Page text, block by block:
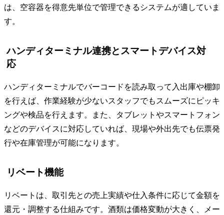
は、空容器を得意先単位で管理できるシステムが適していま
す。
ハンディターミナル連携とスマートデバイス対
応
ハンディターミナルでバーコードを読み取って入出庫や棚卸
を行えば、作業経験が少ないスタッフでもスムーズにピッキ
ングや検品を行えます。また、タブレットやスマートフォン
などのデバイスに対応していれば、現場や外出先でも伝票発
行や在庫管理が可能になります。
リベート機能
リベートは、取引先との売上実績や仕入条件に応じて金額を
還元・調整する仕組みです。酒類は価格変動が大きく、メー